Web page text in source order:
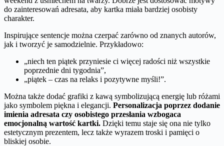
do zainteresowań adresata, aby kartka miała bardziej osobisty
charakter.
Inspirujące sentencje można czerpać zarówno od znanych autorów,
jak i tworzyć je samodzielnie. Przykładowo:
„niech ten piątek przyniesie ci więcej radości niż wszystkie
poprzednie dni tygodnia”,
„piątek – czas na relaks i pozytywne myśli!”.
Można także dodać grafiki z kawą symbolizującą energię lub różami
jako symbolem piękna i elegancji. Personalizacja poprzez dodanie
imienia adresata czy osobistego przesłania wzbogaca
emocjonalną wartość kartki. Dzięki temu staje się ona nie tylko
estetycznym prezentem, lecz także wyrazem troski i pamięci o
bliskiej osobie.